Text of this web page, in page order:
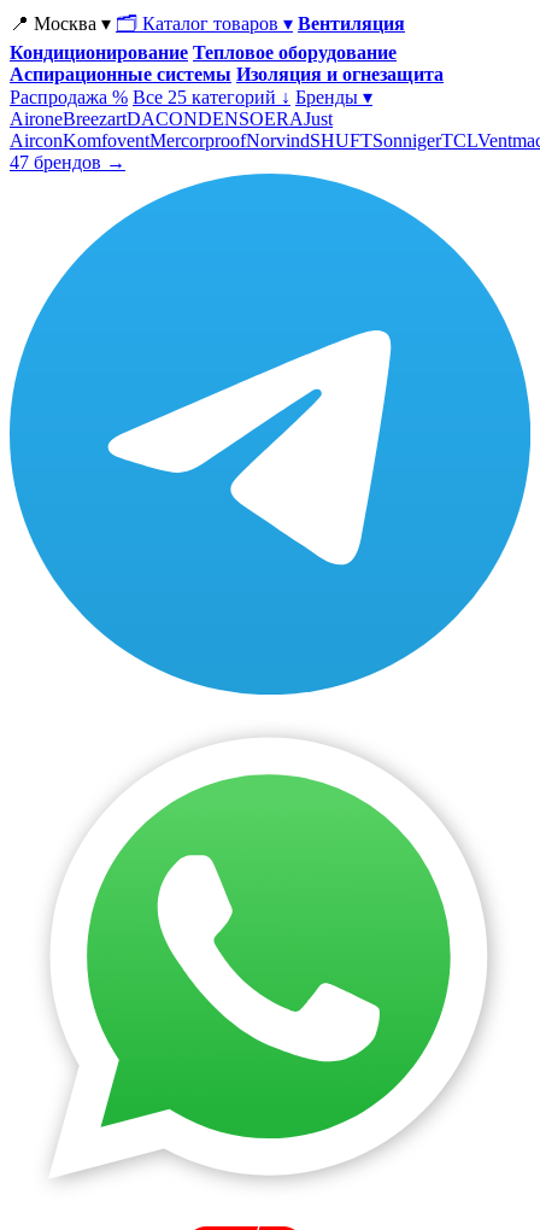
📍 Москва ▾ 🗂 Каталог товаров ▾ Вентиляция
Кондиционирование Тепловое оборудование
Аспирационные системы Изоляция и огнезащита
Распродажа % Все 25 категорий ↓ Бренды ▾
AironeBreezartDACONDENSOERAJust
AirconKomfoventMercorproofNorvindSHUFTSonnigerTCL
47 брендов →